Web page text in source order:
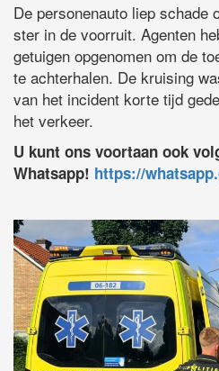
De personenauto liep schade
ster in de voorruit. Agenten
getuigen opgenomen om de
te achterhalen. De kruising
van het incident korte tijd
het verkeer.
U kunt ons voortaan ook
Whatsapp! https://